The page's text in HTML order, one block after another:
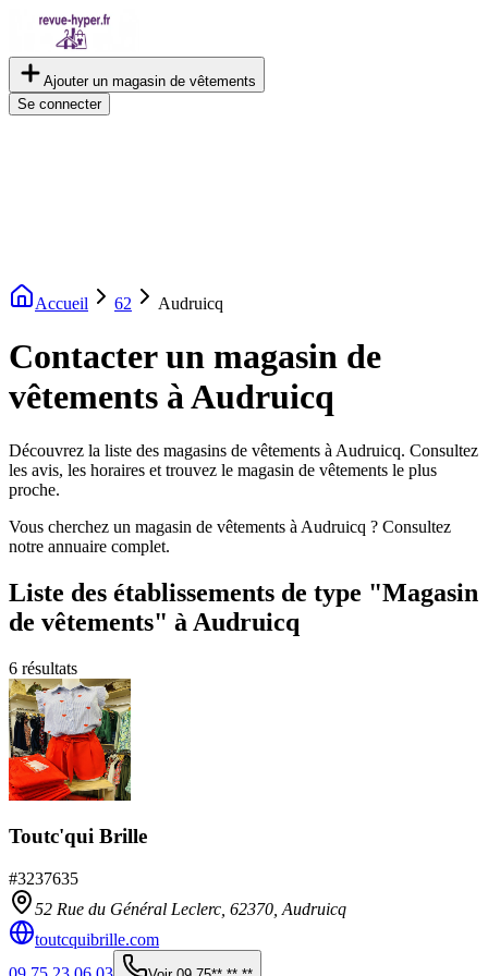
Ajouter un magasin de vêtements
Se connecter
Accueil 62 Audruicq
Contacter un magasin de
vêtements à Audruicq
Découvrez la liste des magasins de vêtements à Audruicq. Consultez
les avis, les horaires et trouvez le magasin de vêtements le plus
proche.
Vous cherchez un magasin de vêtements à Audruicq ? Consultez
notre annuaire complet.
Liste des établissements de type "Magasin
de vêtements" à Audruicq
6 résultats
Toutc'qui Brille
#3237635
52 Rue du Général Leclerc, 62370 Audruicq
toutcquibrille.com